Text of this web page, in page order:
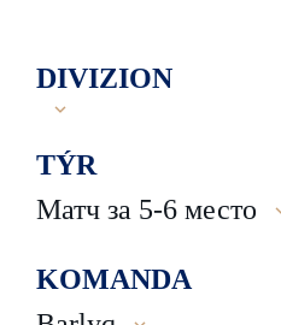
DIVIZION
TÝR
Матч за 5-6 место
KOMANDA